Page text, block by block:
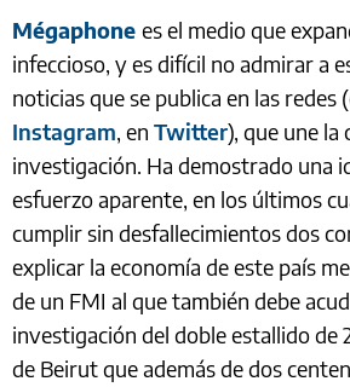
Mégaphone es el medio que
infeccioso, y es difícil no admirar a
noticias que se publica en las redes
Instagram, en Twitter), que une la
investigación. Ha demostrado una
esfuerzo aparente, en los últimos
cumplir sin desfallecimientos dos
explicar la economía de este país
de un FMI al que también debe
investigación del doble estallido de
de Beirut que además de dos